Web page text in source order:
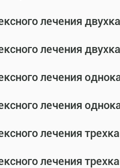
лечения
лечения
лечения
лечения
лечения
лечения